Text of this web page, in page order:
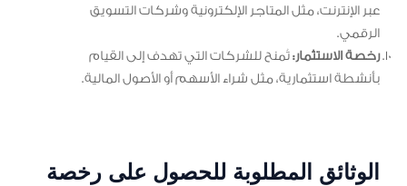
عبر الإنترنت، مثل المتاجر الإلكترونية وشركات التسويق
الرقمي.
رخصة الاستثمار:تُمنح للشركات التي تهدف إلى القيام
بأنشطة استثمارية، مثل شراء الأسهم أو الأصول المالية.
الوثائق المطلوبة للحصول على رخصة